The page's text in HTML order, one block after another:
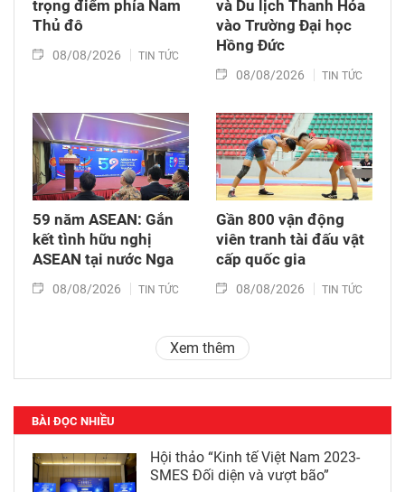
trọng điểm phía Nam
Thủ đô
08/08/2026 TIN TỨC
và Du lịch Thanh Hóa
vào Trường Đại học
Hồng Đức
08/08/2026 TIN TỨC
59 năm ASEAN: Gắn
kết tình hữu nghị
ASEAN tại nước Nga
08/08/2026 TIN TỨC
Gần 800 vận động
viên tranh tài đấu vật
cấp quốc gia
08/08/2026 TIN TỨC
Xem thêm
BÀI ĐỌC NHIỀU
Hội thảo “Kinh tế Việt Nam 2023-
SMES Đối diện và vượt bão”